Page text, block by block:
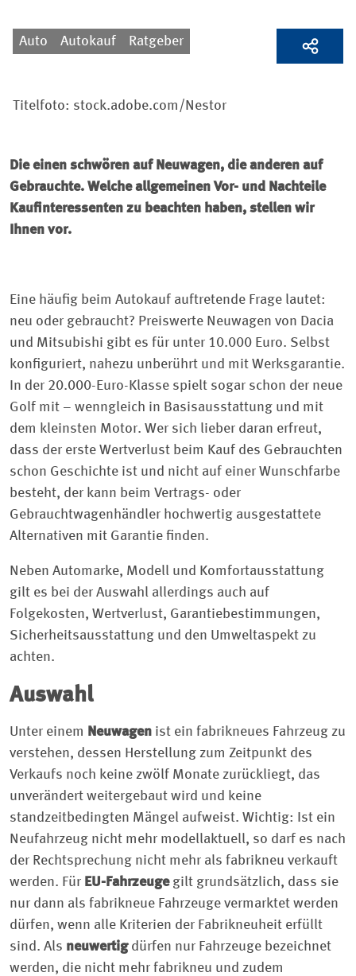
Auto Autokauf Ratgeber
Titelfoto: stock.adobe.com/Nestor
Die einen schwören auf Neuwagen, die anderen auf
Gebrauchte. Welche allgemeinen Vor- und Nachteile
Kauf­interessenten zu beachten ­haben, stellen wir
Ihnen vor.
Eine häufig beim Autokauf auftretende Frage lautet:
neu oder gebraucht? ­Preiswerte Neuwagen von Dacia
und Mitsubishi gibt es für unter 10.000 Euro. Selbst
konfiguriert, nahezu unberührt und mit Werksgarantie.
In der 20.000-Euro-Klasse spielt sogar schon der neue
Golf mit – wenngleich in Basisausstattung und mit
dem kleinsten Motor. Wer sich lieber daran erfreut,
dass der erste Wertverlust beim Kauf des Gebrauchten
schon Geschichte ist und nicht auf einer Wunschfarbe
besteht, der kann beim Vertrags- oder
Gebrauchtwagenhändler hochwertig ausgestattete
Alternativen mit Garantie finden.
Neben Automarke, Modell und Komfortausstattung
gilt es bei der Auswahl allerdings auch auf
Folgekosten, Wertverlust, Garantiebestimmungen,
Sicherheitsausstattung und den Umweltaspekt zu
achten.
Auswahl
Unter einem Neuwagen ist ein fabrikneues Fahrzeug zu
verstehen, dessen Herstellung zum Zeitpunkt des
Verkaufs noch keine zwölf Monate zurückliegt, das
unverändert weitergebaut wird und keine
standzeitbedingten Mängel aufweist. Wichtig: Ist ein
Neufahrzeug nicht mehr modellaktuell, so darf es nach
der Rechtsprechung nicht mehr als fabrikneu verkauft
werden. Für EU-Fahrzeugegilt grundsätzlich, dass sie
nur dann als fabrikneue Fahrzeuge vermarktet werden
dürfen, wenn alle Kriterien der Fabrikneuheit erfüllt
sind. Als neuwertigdürfen nur Fahrzeuge bezeichnet
werden, die nicht mehr fabrikneu und zudem